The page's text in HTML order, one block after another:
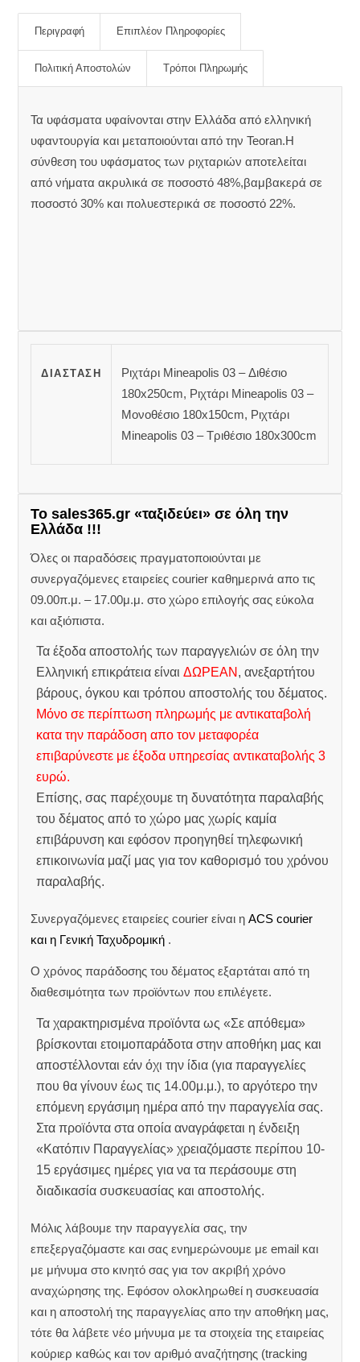
Περιγραφή Επιπλέον Πληροφορίες
Πολιτική Αποστολών Τρόποι Πληρωμής
Τα υφάσματα υφαίνονται στην Ελλάδα από ελληνική
υφαντουργία και μεταποιούνται από την Teoran.Η
σύνθεση του υφάσματος των ριχταριών αποτελείται
από νήματα ακρυλικά σε ποσοστό 48%,βαμβακερά σε
ποσοστό 30% και πολυεστερικά σε ποσοστό 22%.
ΔΙΆΣΤΑΣΗ
Ριχτάρι Mineapolis 03 – Διθέσιο
180x250cm, Ριχτάρι Mineapolis 03 –
Μονοθέσιο 180x150cm, Ριχτάρι
Mineapolis 03 – Τριθέσιο 180x300cm
Το sales365.gr «ταξιδεύει» σε όλη την
Ελλάδα !!!
Όλες οι παραδόσεις πραγματοποιούνται με
συνεργαζόμενες εταιρείες courier καθημερινά απο τις
09.00π.μ. – 17.00μ.μ. στο χώρο επιλογής σας εύκολα
και αξιόπιστα.
Τα έξοδα αποστολής των παραγγελιών σε όλη την
Ελληνική επικράτεια είναιΔΩΡΕΑΝ , ανεξαρτήτου
βάρους, όγκου και τρόπου αποστολής του δέματος.
Μόνο σε περίπτωση πληρωμής με αντικαταβολή
κατα την παράδοση απο τον μεταφορέα
επιβαρύνεστε με έξοδα υπηρεσίας αντικαταβολής 3
ευρώ.
Επίσης, σας παρέχουμε τη δυνατότητα παραλαβής
του δέματος από το χώρο μας χωρίς καμία
επιβάρυνση και εφόσον προηγηθεί τηλεφωνική
επικοινωνία μαζί μας για τον καθορισμό του χρόνου
παραλαβής.
Συνεργαζόμενες εταιρείες courier είναι ηACS courier
και η Γενική Ταχυδρομική .
Ο χρόνος παράδοσης του δέματος εξαρτάται από τη
διαθεσιμότητα των προϊόντων που επιλέγετε.
Τα χαρακτηρισμένα προϊόντα ως «Σε απόθεμα»
βρίσκονται ετοιμοπαράδοτα στην αποθήκη μας και
αποστέλλονται εάν όχι την ίδια (για παραγγελίες
που θα γίνουν έως τις 14.00μ.μ.), το αργότερο την
επόμενη εργάσιμη ημέρα από την παραγγελία σας.
Στα προϊόντα στα οποία αναγράφεται η ένδειξη
«Κατόπιν Παραγγελίας» χρειαζόμαστε περίπου 10-
15 εργάσιμες ημέρες για να τα περάσουμε στη
διαδικασία συσκευασίας και αποστολής.
Μόλις λάβουμε την παραγγελία σας, την
επεξεργαζόμαστε και σας ενημερώνουμε με email και
με μήνυμα στο κινητό σας για τον ακριβή χρόνο
αναχώρησης της. Εφόσον ολοκληρωθεί η συσκευασία
και η αποστολή της παραγγελίας απο την αποθήκη μας,
τότε θα λάβετε νέο μήνυμα με τα στοιχεία της εταιρείας
κούριερ καθώς και τον αριθμό αναζήτησης (tracking